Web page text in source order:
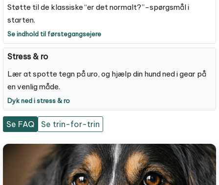
Støtte til de klassiske “er det normalt?”-spørgsmål i
starten.
Se indhold til førstegangsejere
Stress & ro
Lær at spotte tegn på uro, og hjælp din hund ned i gear på
en venlig måde.
Dyk ned i stress & ro
Se FAQ Se trin-for-trin